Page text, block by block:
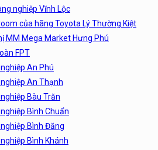
nghiệp Vĩnh Lộc
của hãng Toyota Lý Thường Kiệt
MM Mega Market Hưng Phú
FPT
An Phú
An Thạnh
Bàu Trăn
Bình Chuẩn
Bình Đăng
Bình Khánh